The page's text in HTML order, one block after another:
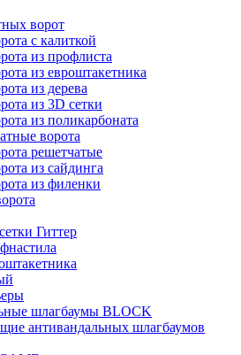
ворот
с калиткой
из профлиста
из евроштакетника
из дерева
из 3D сетки
из поликарбоната
ворота
решетчатые
из сайдинга
из филенки
Гиттер
шлагбаумы BLOCK
антивандальных шлагбаумов